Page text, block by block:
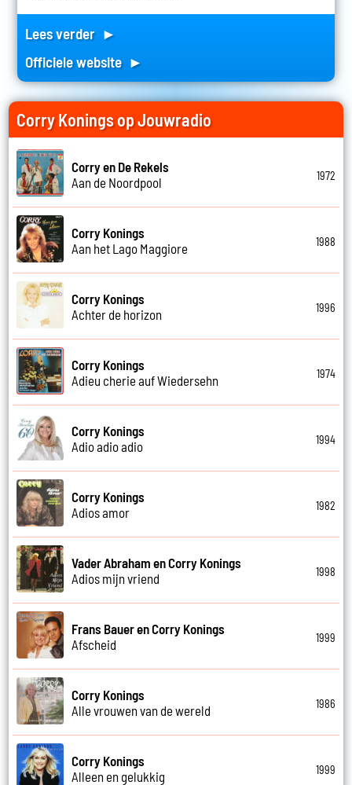
Lees verder ►
Officiele website ►
Corry Konings op Jouwradio
Corry en De Rekels
Aan de Noordpool
1972
Corry Konings
Aan het Lago Maggiore
1988
Corry Konings
Achter de horizon
1996
Corry Konings
Adieu cherie auf Wiedersehn
1974
Corry Konings
Adio adio adio
1994
Corry Konings
Adios amor
1982
Vader Abraham en Corry Konings
Adios mijn vriend
1998
Frans Bauer en Corry Konings
Afscheid
1999
Corry Konings
Alle vrouwen van de wereld
1986
Corry Konings
Alleen en gelukkig
1999